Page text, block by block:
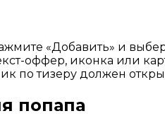
«Добавить» и
оффер, иконка или
по тизеру должен
попапа